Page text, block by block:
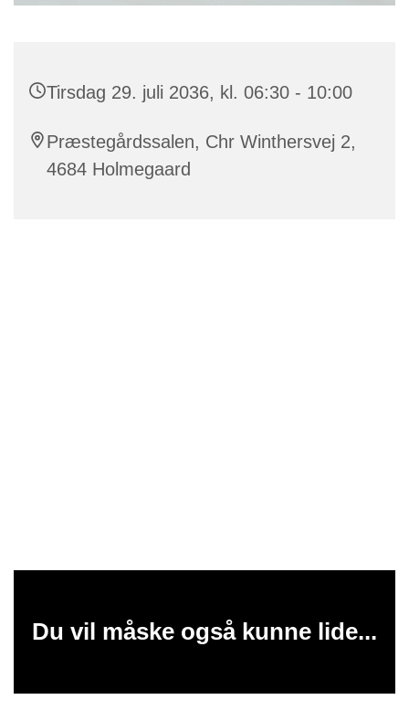
Tirsdag 29. juli 2036, kl. 06:30 - 10:00
Præstegårdssalen, Chr Winthersvej 2,
4684 Holmegaard
Du vil måske også kunne lide...